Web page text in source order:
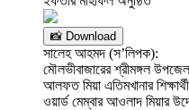
📸 Download
সালেহ আহমদ (স’লিপক):
মৌলভীবাজারের শ্রীমঙ্গল
আলফত মিয়া এতিমখানার
ওয়ার্ড মেম্বার আওলাদ মিয়ার